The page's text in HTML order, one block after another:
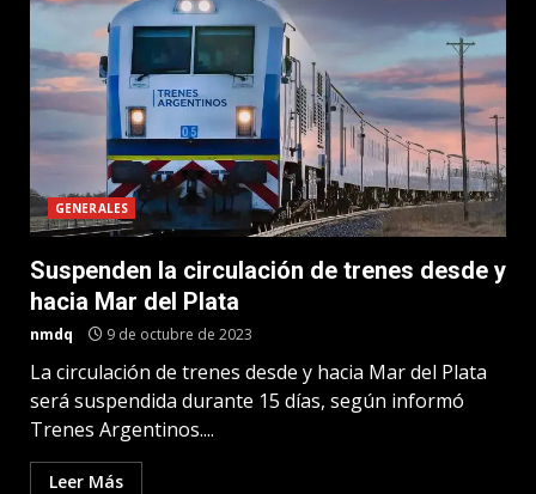
GENERALES
Suspenden la circulación de trenes desde y
hacia Mar del Plata
nmdq 9 de octubre de 2023
La circulación de trenes desde y hacia Mar del Plata
será suspendida durante 15 días, según informó
Trenes Argentinos....
Leer Más